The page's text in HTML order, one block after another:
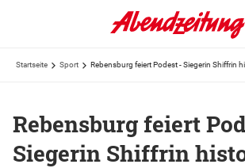
Startseite Sport Rebensburg feiert Podest - Siegerin Shiffrin
Rebensburg feiert
Siegerin Shiffrin